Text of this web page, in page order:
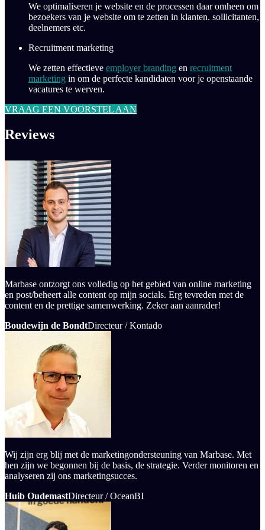
We optimaliseren je website en de processen daar omheen om
bezoekers van je website om te zetten in klanten. sollicitanten,
deelnemers etc.
Recruitment marketing
We zetten effectieve employer branding en recruitment
marketing in om de perfecte kandidaten voor je openstaande
vacatures te werven.
VRAAG EEN VOORSTEL AAN
Reviews
Marbase ontzorgt ons volledig op het gebied van online marketing
en post/beheert alle content op mijn socials. Erg tevreden met de
content en de prettige samenwerking. Zeker aan aanrader!
Boudewijn de BondtDirecteur / Kontado
Wij zijn erg blij met de marketingondersteuning van Marbase. Met
hen zijn we begonnen bij de basis, de strategie. Verder monitoren en
analyseren zij ons marketingsucces.
Huib OudemastDirecteur / OceanBI